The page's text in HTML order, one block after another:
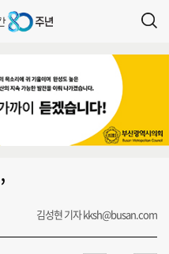
김성현 기자 kksh@busan.com